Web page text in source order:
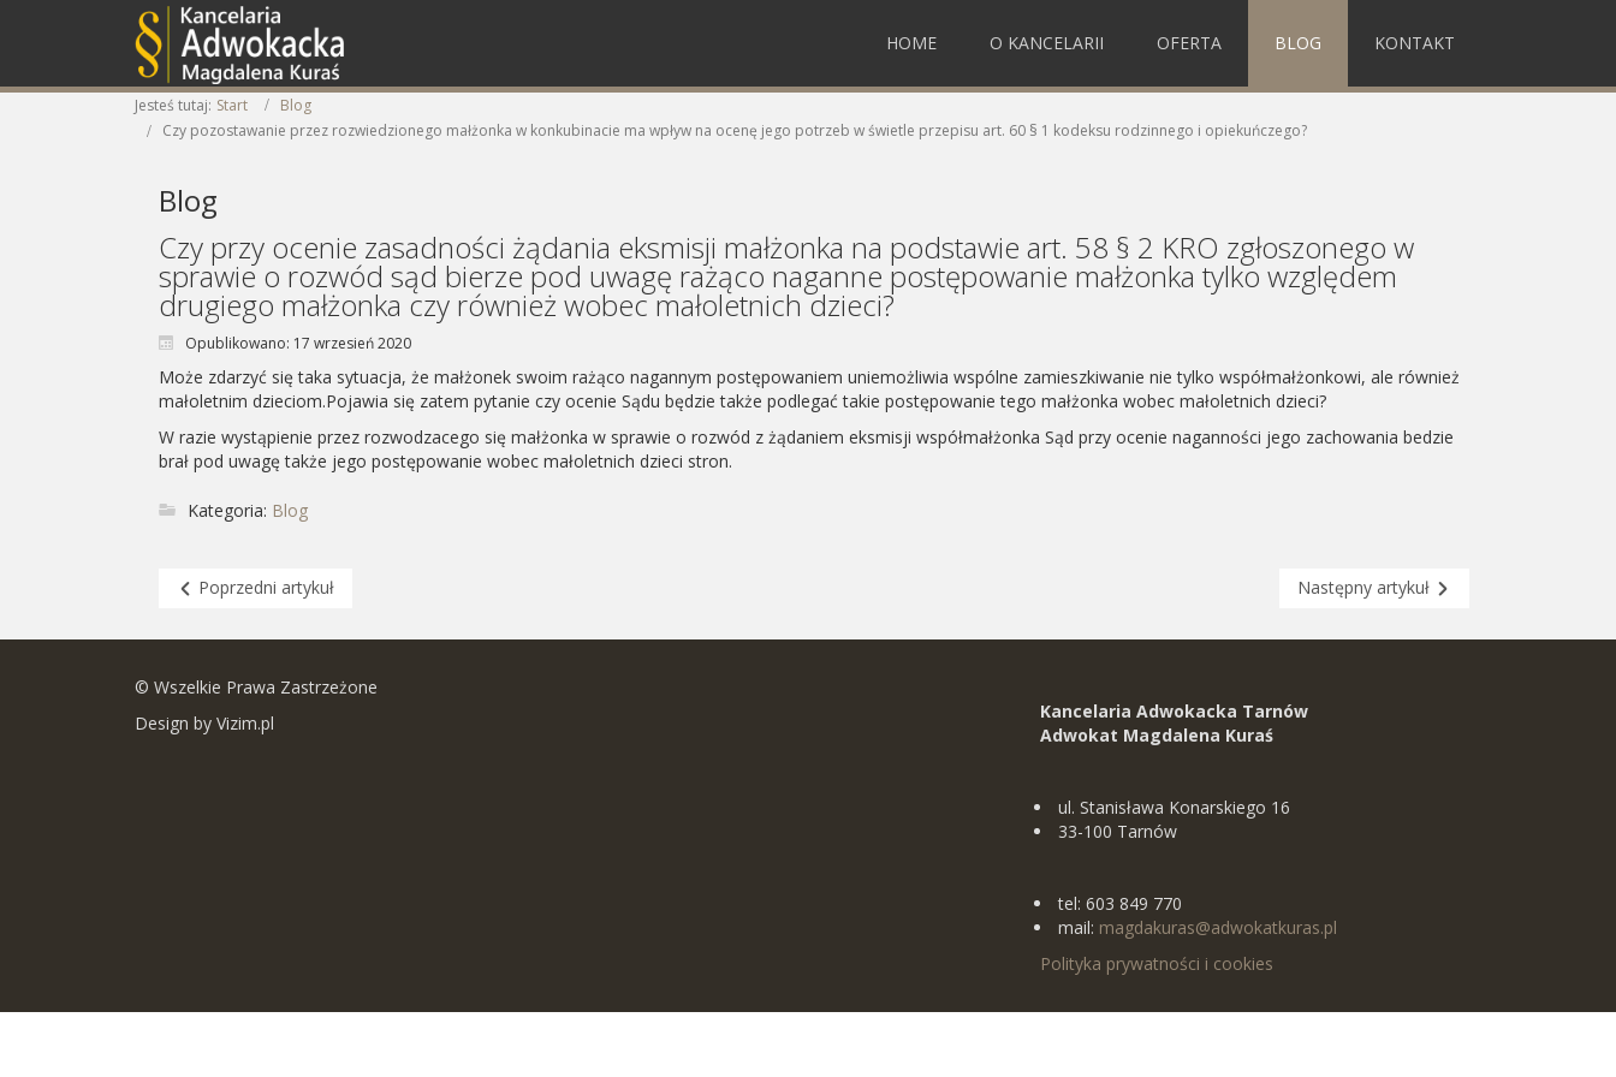
HOME O KANCELARII OFERTA BLOG KONTAKT
Jesteś tutaj: Start
Blog
Czy pozostawanie przez rozwiedzionego małżonka w konkubinacie ma wpływ na ocenę jego potrzeb w świetle przepisu art. 60 § 1 kodeksu rodzinnego i opiekuńczego?
Blog
Czy przy ocenie zasadności żądania eksmisji małżonka na podstawie art. 58 § 2 KRO zgłoszonego w
sprawie o rozwód sąd bierze pod uwagę rażąco naganne postępowanie małżonka tylko względem
drugiego małżonka czy również wobec małoletnich dzieci?
Opublikowano: 17 wrzesień 2020
Może zdarzyć się taka sytuacja, że małżonek swoim rażąco nagannym postępowaniem uniemożliwia wspólne zamieszkiwanie nie tylko współmałżonkowi, ale również
małoletnim dzieciom.Pojawia się zatem pytanie czy ocenie Sądu będzie także podlegać takie postępowanie tego małżonka wobec małoletnich dzieci?
W razie wystąpienie przez rozwodzacego się małżonka w sprawie o rozwód z żądaniem eksmisji współmałżonka Sąd przy ocenie naganności jego zachowania bedzie
brał pod uwagę także jego postępowanie wobec małoletnich dzieci stron.
Kategoria: Blog
Poprzedni artykuł Następny artykuł
© Wszelkie Prawa Zastrzeżone
Design by Vizim.pl
Kancelaria Adwokacka Tarnów
Adwokat Magdalena Kuraś
ul. Stanisława Konarskiego 16
33-100 Tarnów
tel:603 849 770
mail: magdakuras@adwokatkuras.pl
Polityka prywatności i cookies